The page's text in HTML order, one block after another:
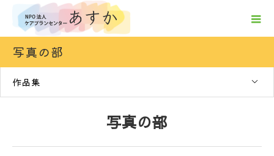
写真の部
作品集
写真の部